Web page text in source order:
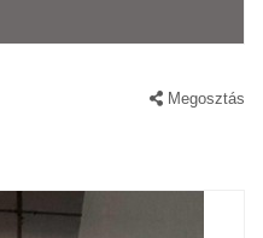
Megosztás